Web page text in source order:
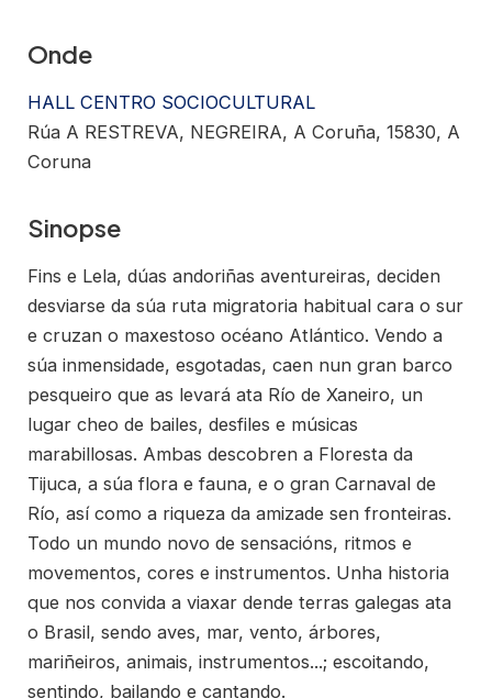
Onde
HALL CENTRO SOCIOCULTURAL
Rúa A RESTREVA, NEGREIRA, A Coruña, 15830, A
Coruna
Sinopse
Fins e Lela, dúas andoriñas aventureiras, deciden
desviarse da súa ruta migratoria habitual cara o sur
e cruzan o maxestoso océano Atlántico. Vendo a
súa inmensidade, esgotadas, caen nun gran barco
pesqueiro que as levará ata Río de Xaneiro, un
lugar cheo de bailes, desfiles e músicas
marabillosas. Ambas descobren a Floresta da
Tijuca, a súa flora e fauna, e o gran Carnaval de
Río, así como a riqueza da amizade sen fronteiras.
Todo un mundo novo de sensacións, ritmos e
movementos, cores e instrumentos. Unha historia
que nos convida a viaxar dende terras galegas ata
o Brasil, sendo aves, mar, vento, árbores,
mariñeiros, animais, instrumentos...; escoitando,
sentindo, bailando e cantando.